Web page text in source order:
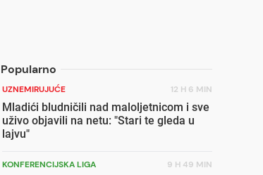
Popularno
UZNEMIRUJUĆE 12 H 6 MIN
Mladići bludničili nad maloljetnicom i sve
uživo objavili na netu: "Stari te gleda u
lajvu"
KONFERENCIJSKA LIGA 9 H 49 MIN